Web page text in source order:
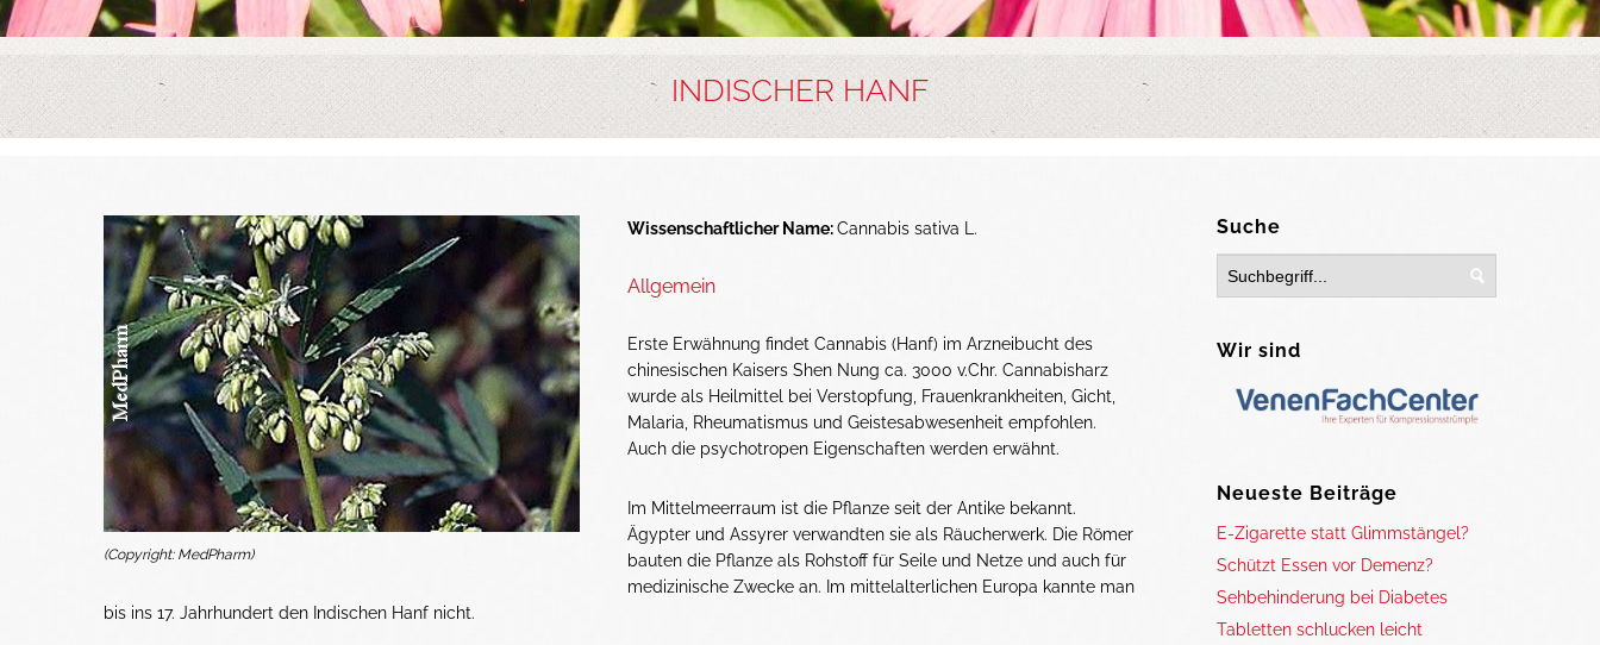
INDISCHER HANF
(Copyright: MedPharm)
Wissenschaftlicher Name:Cannabis sativa L.
Allgemein
Erste Erwähnung findet Cannabis (Hanf) im Arzneibucht des
chinesischen Kaisers Shen Nung ca. 3000 v.Chr. Cannabisharz
wurde als Heilmittel bei Verstopfung, Frauenkrankheiten, Gicht,
Malaria, Rheumatismus und Geistesabwesenheit empfohlen.
Auch die psychotropen Eigenschaften werden erwähnt.
Im Mittelmeerraum ist die Pflanze seit der Antike bekannt.
Ägypter und Assyrer verwandten sie als Räucherwerk. Die Römer
bauten die Pflanze als Rohstoff für Seile und Netze und auch für
medizinische Zwecke an. Im mittelalterlichen Europa kannte man
bis ins 17. Jahrhundert den Indischen Hanf nicht.
Suche
Wir sind
Neueste Beiträge
E-Zigarette statt Glimmstängel?
Schützt Essen vor Demenz?
Sehbehinderung bei Diabetes
Tabletten schlucken leicht